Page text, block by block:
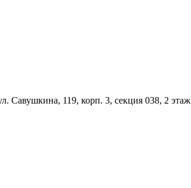
119, корп. 3, секция 038, 2 этаж